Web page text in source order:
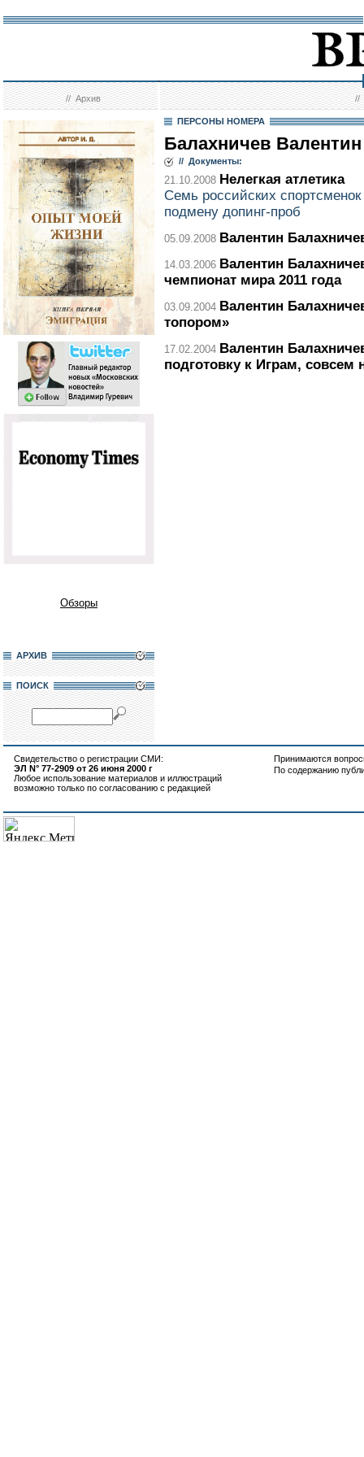
//Архив //
Обзоры
АРХИВ
ПОИСК
ПЕРСОНЫ НОМЕРА
Балахничев Валентин
// Документы:
21.10.2008 Нелегкая атлетика
Семь российских
подмену допинг-проб
05.09.2008 Валентин
14.03.2006 Валентин
чемпионат мира 2011 года
03.09.2004 Валентин
топором»
17.02.2004 Валентин
подготовку к Играм, совсем
Свидетельство о регистрации СМИ:
ЭЛ N° 77-2909 от 26 июня 2000 г
Любое использование материалов и иллюстраций
возможно только по согласованию с редакцией
Принимаются
По содержанию